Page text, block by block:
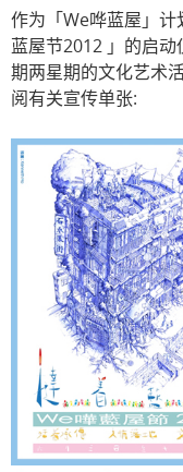
作为「We哗蓝屋」
蓝屋节2012 」的启
期两星期的文化艺术
阅有关宣传单张: